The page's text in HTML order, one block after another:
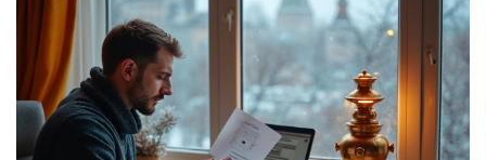
почувствовать себя увереннее в онлайн-сфере.
Делимся реальными советами, как избежать проблем и
выжать максимум пользы. Если давно думали сделать
свой сайт — добро пожаловать к полезному разбору.